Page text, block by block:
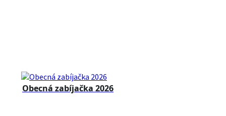
Obecná zabíjačka 2026